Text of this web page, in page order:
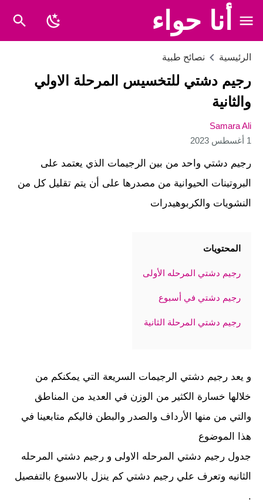
أنا حواء
الرئيسية نصائح طبية
رجيم دشتي للتخسيس المرحلة الاولي
والثانية
Samara Ali
1 أغسطس 2023
رجيم دشتي واحد من بين الرجيمات الذي يعتمد على
البروتينات الحيوانية من مصدرها على أن يتم تقليل كل من
النشويات والكربوهيدرات
المحتويات
رجيم دشتي المرحله الأولى
رجيم دشتي في أسبوع
رجيم دشتي المرحلة الثانية
و يعد رجيم دشتي الرجيمات السريعة التي يمكنكم من
خلالها خسارة الكثير من الوزن في العديد من المناطق
والتي من منها الأرداف والصدر والبطن فاليكم متابعينا في
هذا الموضوع
جدول رجيم دشتي المرحله الاولى و رجيم دشتي المرحله
الثانيه وتعرف علي رجيم دشتي كم ينزل بالاسبوع بالتفصيل
.